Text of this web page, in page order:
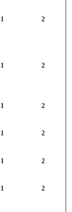
1 2
1 2
1 2
1 2
1 2
1 2